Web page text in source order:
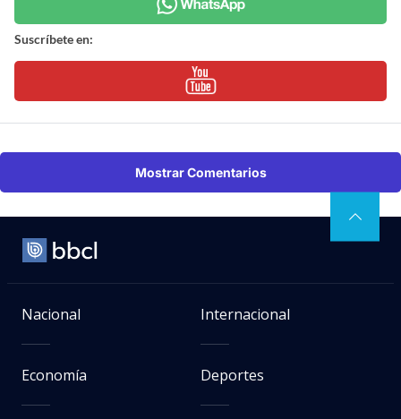
Suscríbete en:
Mostrar Comentarios
Nacional Internacional
Economía Deportes